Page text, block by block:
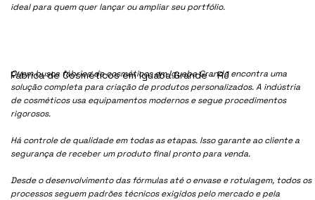
ideal para quem quer lançar ou ampliar seu portfólio.
Quem busca fábrica de cosméticos em Iguaba Grande encontra uma
solução completa para criação de produtos personalizados. A indústria
de cosméticos usa equipamentos modernos e segue procedimentos
rigorosos.
Há controle de qualidade em todas as etapas. Isso garante ao cliente a
segurança de receber um produto final pronto para venda.
Desde o desenvolvimento das fórmulas até o envase e rotulagem, todos os
processos seguem padrões técnicos exigidos pelo mercado e pela
Fábrica de Cosméticos em Iguaba Grande - RJ